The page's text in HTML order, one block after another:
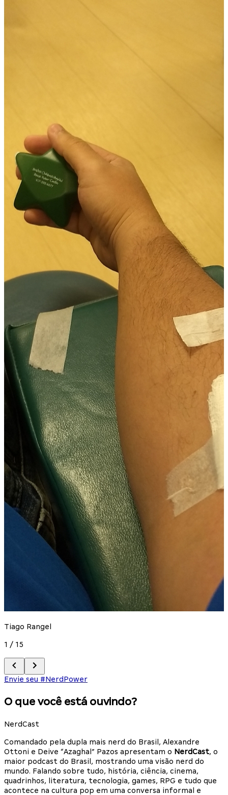
Tiago Rangel
1 / 15
Envie seu #NerdPower
O que você está ouvindo?
NerdCast
Comandado pela dupla mais nerd do Brasil, Alexandre
Ottoni e Deive “Azaghal” Pazos apresentam o NerdCast, o
maior podcast do Brasil, mostrando uma visão nerd do
mundo. Falando sobre tudo, história, ciência, cinema,
quadrinhos, literatura, tecnologia, games, RPG e tudo que
acontece na cultura pop em uma conversa informal e